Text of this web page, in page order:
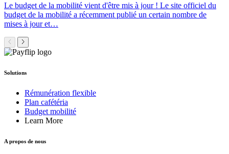
Le budget de la mobilité vient d'être mis à jour ! Le site officiel du
budget de la mobilité a récemment publié un certain nombre de
mises à jour et…
Solutions
Rémunération flexible
Plan cafétéria
Budget mobilité
Learn More
A propos de nous